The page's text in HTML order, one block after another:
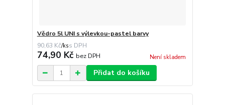
Vědro 5l UNI s výlevkou-pastel barvy
90,63 Kč/ks
74,90 Kč bez DPH Není skladem
Přidat do košíku